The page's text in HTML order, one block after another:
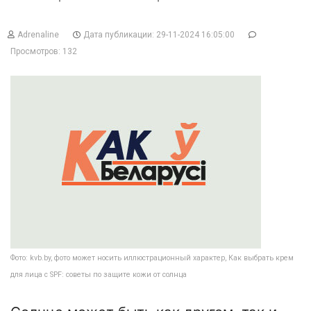
Adrenaline
Дата публикации: 29-11-2024 16:05:00
Просмотров: 132
Фото: kvb.by, фото может носить иллюстрационный характер, Как выбрать крем
для лица с SPF: советы по защите кожи от солнца